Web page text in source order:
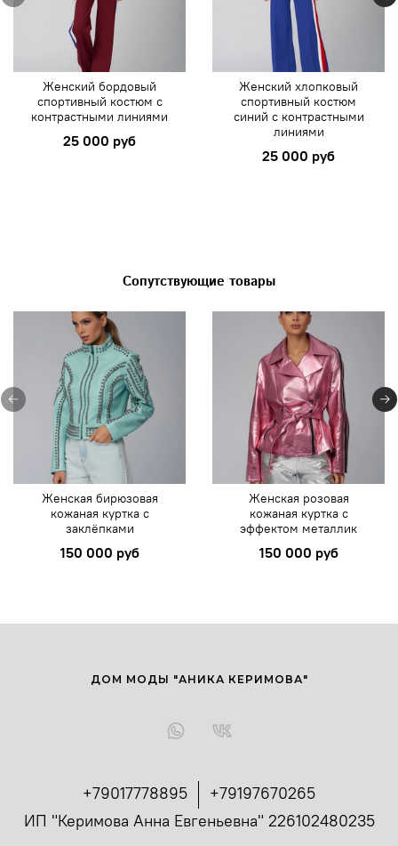
Женский бордовый
спортивный костюм с
контрастными линиями
25 000 руб
Женский хлопковый
спортивный костюм
синий с контрастными
линиями
25 000 руб
Сопутствующие товары
Женская бирюзовая
кожаная куртка с
заклёпками
150 000 руб
Женская розовая
кожаная куртка с
эффектом металлик
150 000 руб
+79017778895
+79197670265
ИП "Керимова Анна Евгеньевна" 226102480235
ДОМ МОДЫ "АНИКА КЕРИМОВА"